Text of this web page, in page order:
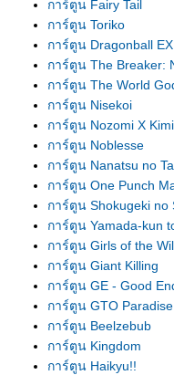
การ์ตูน Fairy Tail
การ์ตูน Toriko
การ์ตูน Dragonball
การ์ตูน The Breaker:
การ์ตูน The World
การ์ตูน Nisekoi
การ์ตูน Nozomi X
การ์ตูน Noblesse
การ์ตูน Nanatsu no
การ์ตูน One Punch
การ์ตูน Shokugeki no
การ์ตูน Yamada-kun
การ์ตูน Girls of the
การ์ตูน Giant Killing
การ์ตูน GE - Good
การ์ตูน GTO
การ์ตูน Beelzebub
การ์ตูน Kingdom
การ์ตูน Haikyu!!